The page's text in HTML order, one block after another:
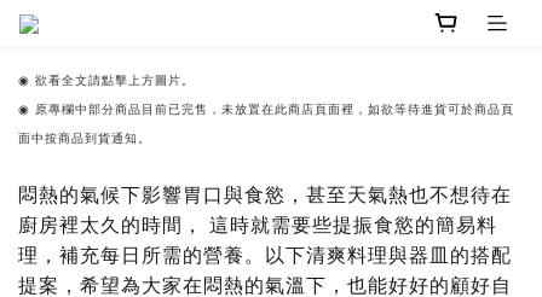
◉ 欲看全文請點擊上方圖片。
◉ 原專欄中部分商品目前已完售，未放置在此商店頁面裡，如欲等待進貨可於商品頁
面中按商品到貨通知。
悶熱的氣候下影響胃口與食慾，甚至天氣熱也不想待在
廚房裡太久的時間， 這時就需要些提振食慾的簡易料
理，補充每日所需的營養。以下清爽料理與器皿的搭配
提案，希望為大家在悶熱的氣溫下，也能好好的顧好自